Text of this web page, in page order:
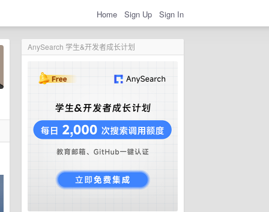
Home Sign Up Sign In
AnySearch 学生&开发者成长计划